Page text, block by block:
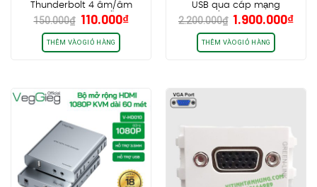
Thunderbolt 4 âm/âm
Unitek A1036GY, hỗ trợ
8K@60Hz, 40Gbps, sạc PD
240W
150.000₫ Giá
gốc
là:
150.000₫.
110.000₫Giá
THÊM VÀO GIỎ HÀNG
USB qua cáp mạng
CAT5e/CAT6 dài 150M
Jasoz T-G183
2.200.000₫ Giá
gốc
là:
2.200.000₫.
1.900.000₫Giá
THÊM VÀO GIỎ HÀNG